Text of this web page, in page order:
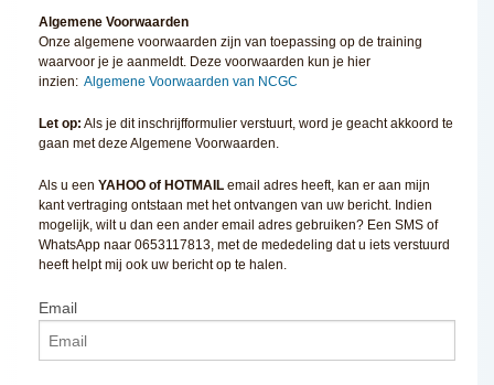
Algemene Voorwaarden
Onze algemene voorwaarden zijn van toepassing op de training
waarvoor je je aanmeldt. Deze voorwaarden kun je hier
inzien: Algemene Voorwaarden van NCGC
Let op: Als je dit inschrijfformulier verstuurt, word je geacht akkoord te
gaan met deze Algemene Voorwaarden.
Als u een YAHOO of HOTMAIL email adres heeft, kan er aan mijn
kant vertraging ontstaan met het ontvangen van uw bericht. Indien
mogelijk, wilt u dan een ander email adres gebruiken? Een SMS of
WhatsApp naar 0653117813, met de mededeling dat u iets verstuurd
heeft helpt mij ook uw bericht op te halen.
Email